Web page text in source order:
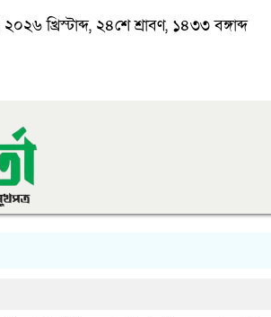
খ্রিস্টাব্দ, ২৪শে শ্রাবণ, ১৪৩৩ বঙ্গাব্দ